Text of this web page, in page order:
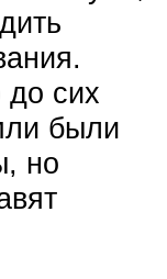
до сих
были
но